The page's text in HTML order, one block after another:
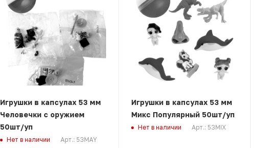
Игрушки в капсулах 53 мм
Человечки с оружием
50шт/уп
Нет в наличии Арт.: 53MAY
Игрушки в капсулах 53 мм
Микс Популярный 50шт/уп
Нет в наличии Арт.: 53MIX